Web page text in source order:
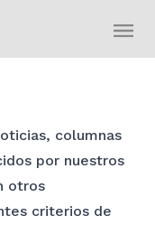
columnas
por nuestros
otros
criterios de